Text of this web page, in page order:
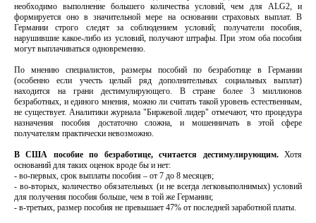
необходимо выполнение большего количества условий, чем для ALG2, и
формируется оно в значительной мере на основании страховых выплат. В
Германии строго следят за соблюдением условий; получатели пособия,
нарушившие какое-либо из условий, получают штрафы. При этом оба пособия
могут выплачиваться одновременно.
По мнению специалистов, размеры пособий по безработице в Германии
(особенно если учесть целый ряд дополнительных социальных выплат)
находится на грани дестимулирующего. В стране более 3 миллионов
безработных, и единого мнения, можно ли считать такой уровень естественным,
не существует. Аналитики журнала "Биржевой лидер" отмечают, что процедура
назначения пособия достаточно сложна, и мошенничать в этой сфере
получателям практически невозможно.
В США пособие по безработице, считается дестимулирующим.Хотя
оснований для таких оценок вроде бы и нет:
- во-первых, срок выплаты пособия – от 7 до 8 месяцев;
- во-вторых, количество обязательных (и не всегда легковыполнимых) условий
для получения пособия больше, чем в той же Германии;
- в-третьих, размер пособия не превышает 47% от последней заработной платы.